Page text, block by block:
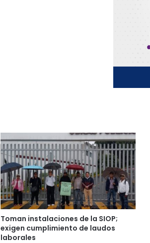
Toman instalaciones de la SIOP;
exigen cumplimiento de laudos
laborales